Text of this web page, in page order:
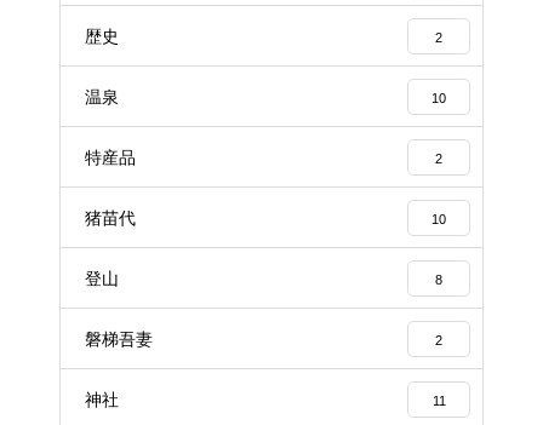
歴史 2
温泉 10
特産品 2
猪苗代 10
登山 8
磐梯吾妻 2
神社 11